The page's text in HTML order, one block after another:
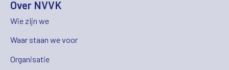
Over NVVK
Wie zijn we
Waar staan we voor
Organisatie